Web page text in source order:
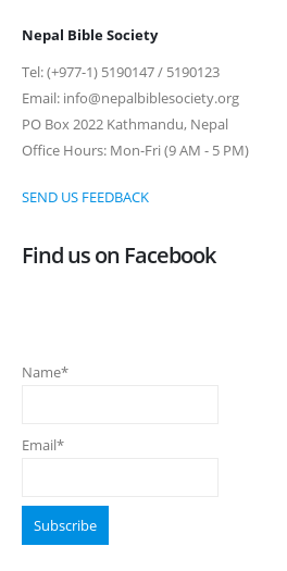
Nepal Bible Society
Tel: (+977-1) 5190147 / 5190123
Email: info@nepalbiblesociety.org
PO Box 2022 Kathmandu, Nepal
Office Hours: Mon-Fri (9 AM - 5 PM)
SEND US FEEDBACK
Find us on Facebook
Name*
Email*